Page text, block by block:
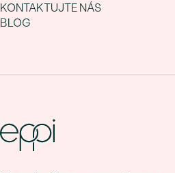
KONTAKTUJTE NÁS
BLOG